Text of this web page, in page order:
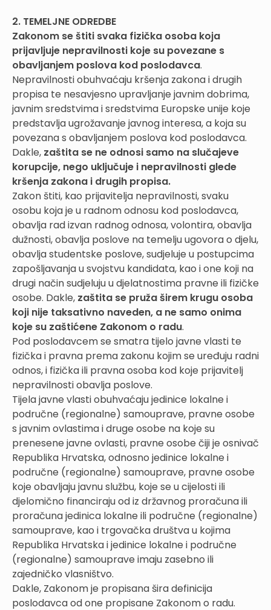
2. TEMELJNE ODREDBE
Zakonom se štiti svaka fizička osoba koja
prijavljuje nepravilnosti koje su povezane s
obavljanjem poslova kod poslodavca.
Nepravilnosti obuhvaćaju kršenja zakona i drugih
propisa te nesavjesno upravljanje javnim dobrima,
javnim sredstvima i sredstvima Europske unije koje
predstavlja ugrožavanje javnog interesa, a koja su
povezana s obavljanjem poslova kod poslodavca.
Dakle, zaštita se ne odnosi samo na slučajeve
korupcije, nego uključuje i nepravilnosti glede
kršenja zakona i drugih propisa.
Zakon štiti, kao prijavitelja nepravilnosti, svaku
osobu koja je u radnom odnosu kod poslodavca,
obavlja rad izvan radnog odnosa, volontira, obavlja
dužnosti, obavlja poslove na temelju ugovora o djelu,
obavlja studentske poslove, sudjeluje u postupcima
zapošljavanja u svojstvu kandidata, kao i one koji na
drugi način sudjeluju u djelatnostima pravne ili fizičke
osobe. Dakle, zaštita se pruža širem krugu osoba
koji nije taksativno naveden, a ne samo onima
koje su zaštićene Zakonom o radu.
Pod poslodavcem se smatra tijelo javne vlasti te
fizička i pravna prema zakonu kojim se uređuju radni
odnos, i fizička ili pravna osoba kod koje prijavitelj
nepravilnosti obavlja poslove.
Tijela javne vlasti obuhvaćaju jedinice lokalne i
područne (regionalne) samouprave, pravne osobe
s javnim ovlastima i druge osobe na koje su
prenesene javne ovlasti, pravne osobe čiji je osnivač
Republika Hrvatska, odnosno jedinice lokalne i
područne (regionalne) samouprave, pravne osobe
koje obavljaju javnu službu, koje se u cijelosti ili
djelomično financiraju od iz državnog proračuna ili
proračuna jedinica lokalne ili područne (regionalne)
samouprave, kao i trgovačka društva u kojima
Republika Hrvatska i jedinice lokalne i područne
(regionalne) samouprave imaju zasebno ili
zajedničko vlasništvo.
Dakle, Zakonom je propisana šira definicija
poslodavca od one propisane Zakonom o radu.